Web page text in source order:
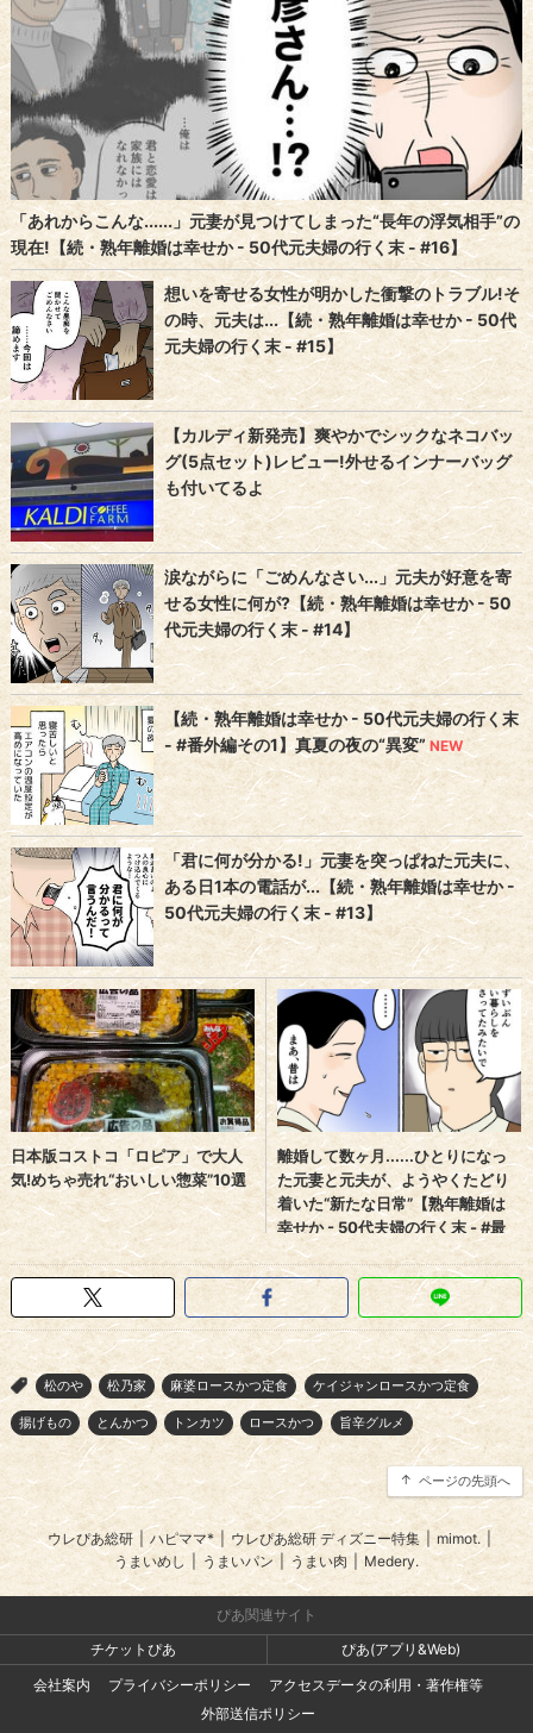
> 松のや 松乃家 麻婆ロースかつ定食 ケイジャンロースかつ定食
揚げもの とんかつ トンカツ ロースかつ 旨辛グルメ
ページの先頭へ
ウレぴあ総研 | ハピママ* | ウレぴあ総研 ディズニー特集 mimot.
うまいめし
| うまいパン うまい肉 Medery.
ぴあ関連サイト
チケットぴあ
ぴあ(アプリ&Web)
会社案内
プライバシーポリシー
アクセスデータの利用・著作権等
外部送信ポリシー